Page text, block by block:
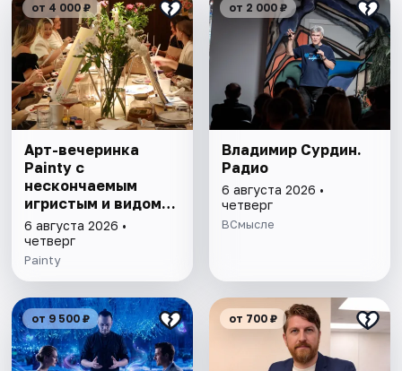
от 4 000 ₽
Арт-вечеринка
Painty с
нескончаемым
игристым и видом
на Театр им. Андрея
Миронова
6 августа 2026 •
четверг
Painty
от 2 000 ₽
Владимир Сурдин.
Радио
6 августа 2026 •
четверг
ВСмысле
от 9 500 ₽ от 700 ₽